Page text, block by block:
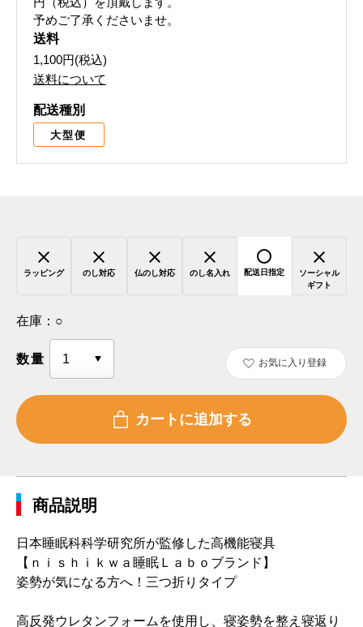
予めご了承くださいませ。
送料
1,100円(税込)
送料について
配送種別
大型便
ラッピング のし対応 仏のし対応 のし名入れ 配送日指定
ソーシャル
ギフト
在庫： ○
数量 お気に入り登録
商品説明
日本睡眠科科学研究所が監修した高機能寝具
【ｎｉｓｈｉｋｗａ睡眠Ｌａｂｏブランド】
姿勢が気になる方へ！三つ折りタイプ
高反発ウレタンフォームを使用し、寝姿勢を整え寝返り